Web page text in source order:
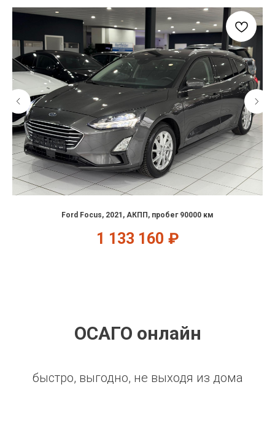
Ford Focus, 2021, АКПП, пробег 90000 км
1 133 160 ₽
ОСАГО онлайн
быстро, выгодно, не выходя из дома